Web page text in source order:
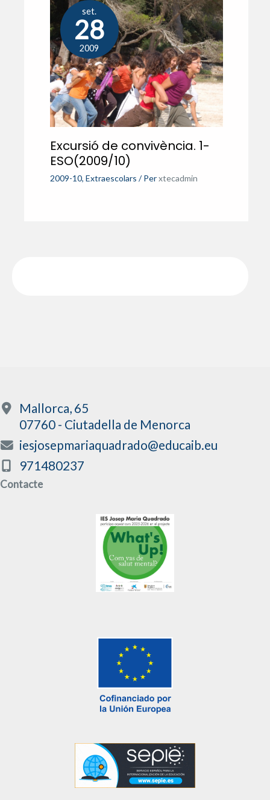
set.
28
2009
Excursió de convivència. 1-
ESO(2009/10)
2009-10, Extraescolars / Per xtecadmin
Mallorca, 65
07760 - Ciutadella de Menorca
iesjosepmariaquadrado@educaib.eu
971480237
Contacte